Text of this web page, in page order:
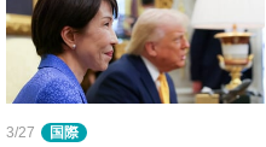
3/27 国際